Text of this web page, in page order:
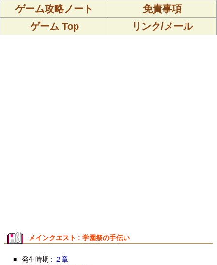
ゲーム攻略ノート
免責事項
ゲーム Top
リンク/メール
メインクエスト : 学園祭の手伝い
■ 発生時期 : ２章